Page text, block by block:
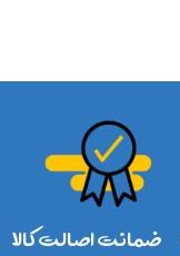
ضمانت اصالت کالا